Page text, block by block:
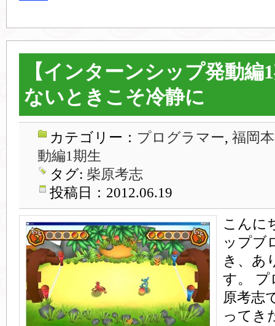
【インターンシップ発動編
ないときこそ冷静に
カテゴリー： プログラマー, 福岡
動編1期生
タグ: 柴原考志
投稿日：2012.06.19
こんに
ップブ
き、あ
す。 プ
原考志
ってき